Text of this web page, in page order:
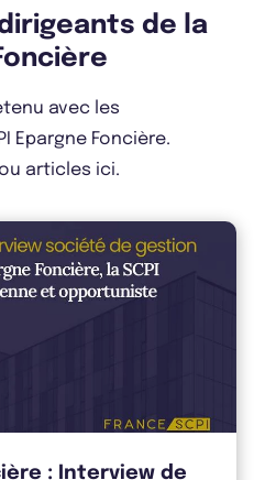
de la
avec les
Epargne Foncière.
articles ici.
: Interview de